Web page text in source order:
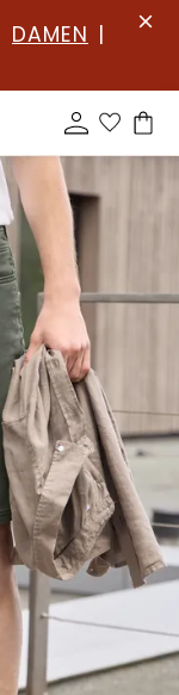
DAMEN |